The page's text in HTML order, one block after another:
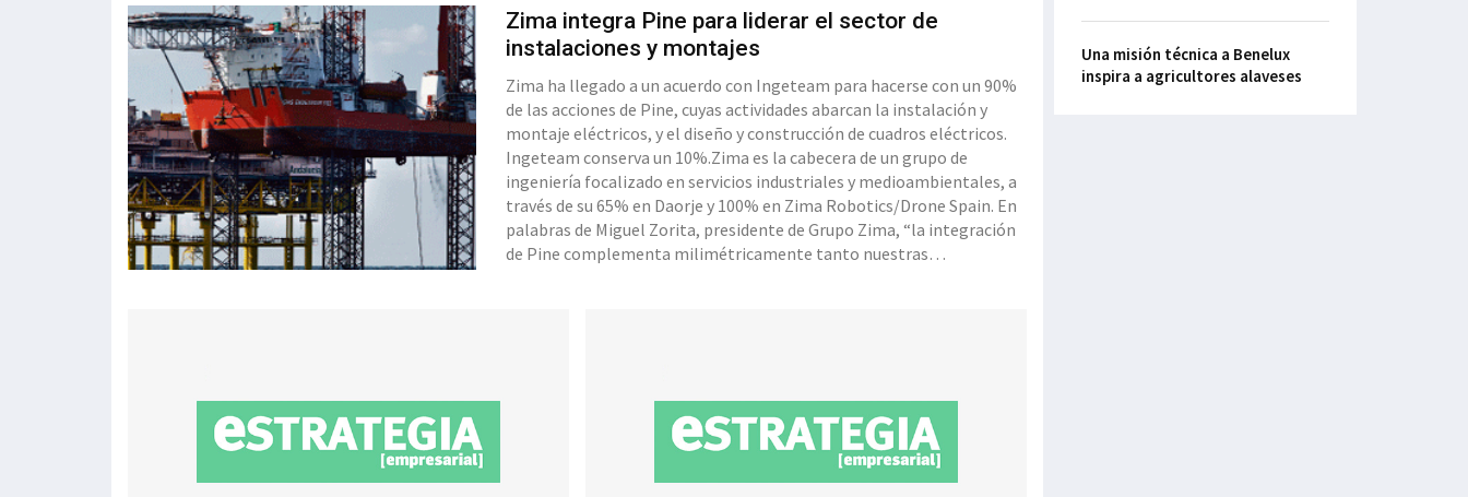
de componentes críticos relacionados con
la precisión de
Zima integra Pine para liderar el sector de
instalaciones y montajes
Zima ha llegado a un acuerdo con Ingeteam para hacerse con un 90%
de las acciones de Pine, cuyas actividades abarcan la instalación y
montaje eléctricos, y el diseño y construcción de cuadros eléctricos.
Ingeteam conserva un 10%.Zima es la cabecera de un grupo de
ingeniería focalizado en servicios industriales y medioambientales, a
través de su 65% en Daorje y 100% en Zima Robotics/Drone Spain. En
palabras de Miguel Zorita, presidente de Grupo Zima, “la integración
de Pine complementa milimétricamente tanto nuestras
Una misión técnica a Benelux
inspira a agricultores alaveses